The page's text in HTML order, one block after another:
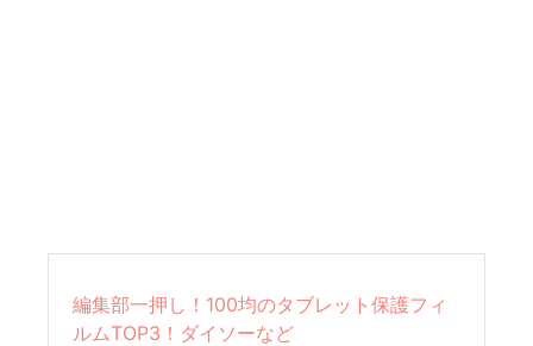
編集部一押し！100均のタブレット保護フィ
ルムTOP3！ダイソーなど